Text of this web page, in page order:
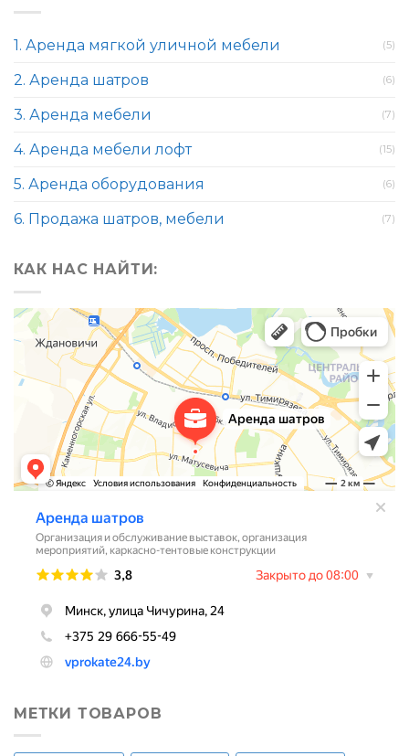
1. Аренда мягкой уличной мебели (5)
2. Аренда шатров (6)
3. Аренда мебели (7)
4. Аренда мебели лофт (15)
5. Аренда оборудования (6)
6. Продажа шатров, мебели (7)
КАК НАС НАЙТИ:
МЕТКИ ТОВАРОВ